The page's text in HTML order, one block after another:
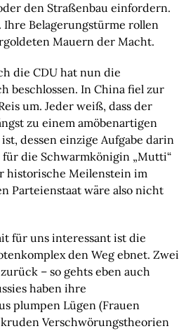
den Straßenbau einfordern.
Ihre Belagerungstürme rollen
Mauern der Macht.
die CDU hat nun die
beschlossen. In China fiel zur
um. Jeder weiß, dass der
zu einem amöbenartigen
dessen einzige Aufgabe darin
die Schwarmkönigin „Mutti“
historische Meilenstein im
Parteienstaat wäre also nicht
für uns interessant ist die
den Weg ebnet. Zwei
– so gehts eben auch
haben ihre
plumpen Lügen (Frauen
Verschwörungstheorien